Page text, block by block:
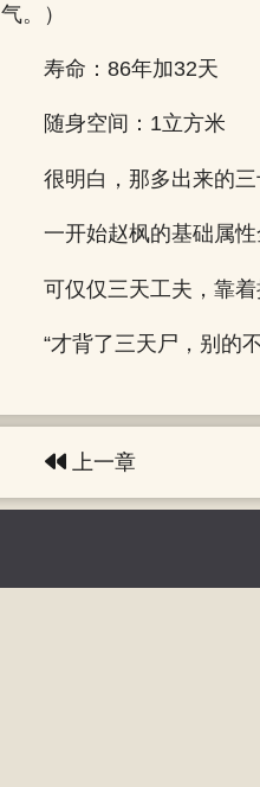
气。）
寿命：86年加32天
随身空间：1立方米
很明白，那多出来的
一开始赵枫的基础属
可仅仅三天工夫，靠着
“才背了三天尸，别的
上一章